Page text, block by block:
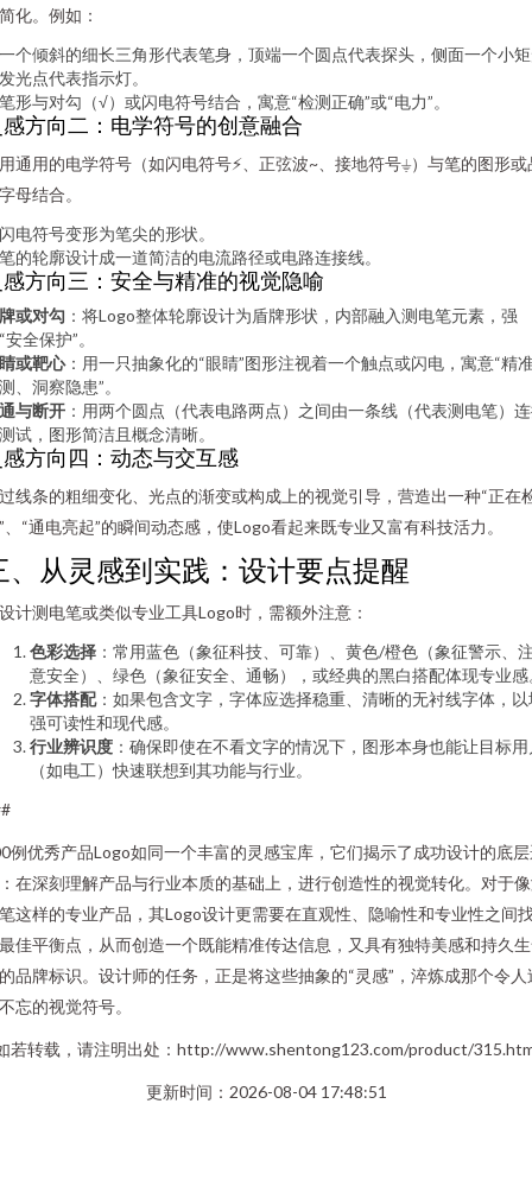
化。例如：
个倾斜的细长三角形代表笔身，顶端一个圆点代表探头，侧面一个小
光点代表指示灯。
形与对勾（√）或闪电符号结合，寓意“检测正确”或“电力”。
方向二：电学符号的创意融合
通用的电学符号（如闪电符号⚡、正弦波~、接地符号⏚）与笔的图形或
母结合。
电符号变形为笔尖的形状。
的轮廓设计成一道简洁的电流路径或电路连接线。
方向三：安全与精准的视觉隐喻
或对勾 ：将Logo整体轮廓设计为盾牌形状，内部融入测电笔元素，强
安全保护”。
或靶心：用一只抽象化的“眼睛”图形注视着一个触点或闪电，寓意“精
、洞察隐患”。
与断开 ：用两个圆点（代表电路两点）之间由一条线（代表测电笔）
试，图形简洁且概念清晰。
方向四：动态与交互感
线条的粗细变化、光点的渐变或构成上的视觉引导，营造出一种“正在
、“通电亮起”的瞬间动态感，使Logo看起来既专业又富有科技活力。
、从灵感到实践：设计要点提醒
计测电笔或类似专业工具Logo时，需额外注意：
色彩选择 ：常用蓝色（象征科技、可靠）、黄色/橙色（象征警示、
意安全）、绿色（象征安全、通畅），或经典的黑白搭配体现专业感
字体搭配：如果包含文字，字体应选择稳重、清晰的无衬线字体，以
强可读性和现代感。
行业辨识度 ：确保即使在不看文字的情况下，图形本身也能让目标用
（如电工）快速联想到其功能与行业。
例优秀产品Logo如同一个丰富的灵感宝库，它们揭示了成功设计的底
在深刻理解产品与行业本质的基础上，进行创造性的视觉转化。对于
这样的专业产品，其Logo设计更需要在直观性、隐喻性和专业性之间
佳平衡点，从而创造一个既能精准传达信息，又具有独特美感和持久
品牌标识。设计师的任务，正是将这些抽象的“灵感”，淬炼成那个令人
忘的视觉符号。
若转载，请注明出处：http://www.shentong123.com/product/
更新时间：2026-08-04 17:48:51